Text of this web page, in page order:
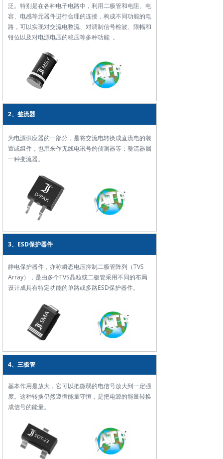
泛。特别是在各种电子电路中，利用二极管和电阻、电
容、电感等元器件进行合理的连接，构成不同功能的电
路，可以实现对交流电整流、对调制信号检波、限幅和
钳位以及对电源电压的稳压等多种功能 。
2、整流器
为电源供应器的一部分，是将交流电转换成直流电的装
置或组件，也用来作无线电讯号的侦测器等；整流器属
一种变流器。
3、ESD保护器件
静电保护器件，亦称瞬态电压抑制二极管阵列（TVS
Array），是由多个TVS晶粒或二极管采用不同的布局
设计成具有特定功能的单路或多路ESD保护器件。
4、三极管
基本作用是放大，它可以把微弱的电信号放大到一定强
度。这种转换仍然遵循能量守恒，是把电源的能量转换
成信号的能量。